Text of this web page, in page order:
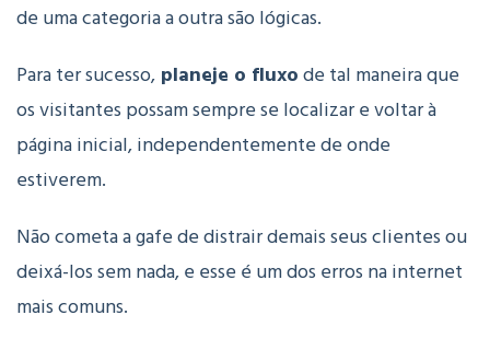
de uma categoria a outra são lógicas.
Para ter sucesso, planeje o fluxode tal maneira que
os visitantes possam sempre se localizar e voltar à
página inicial, independentemente de onde
estiverem.
Não cometa a gafe de distrair demais seus clientes ou
deixá-los sem nada, e esse é um dos erros na internet
mais comuns.